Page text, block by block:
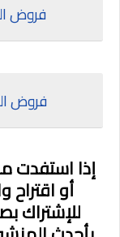
فروض
فروض
إذا استفدت
أو
للإشتراك